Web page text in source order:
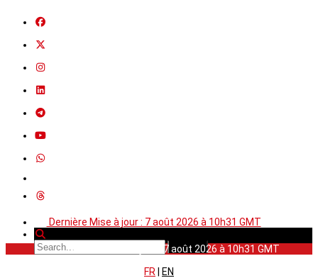
Dernière Mise à jour : 7 août 2026 à 10h31 GMT
Dernière Mise à jour : 7 août 2026 à 10h31 GMT
FR
EN